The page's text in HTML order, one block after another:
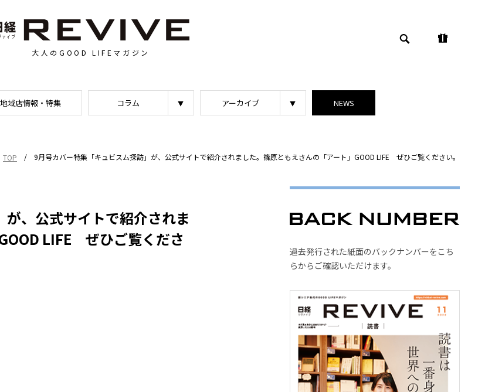
大人のGOOD LIFEマガジン
地域店情報・特集 コラム アーカイブ NEWS
TOP / 9月号カバー特集「キュビスム探訪」が、公式サイトで紹介されました。篠原ともえさんの「アート」GOOD LIFE ぜひご覧ください。
、公式サイトで紹介されま
LIFE ぜひご覧くださ
過去発行された紙面のバックナンバーをこち
らからご確認いただけます。